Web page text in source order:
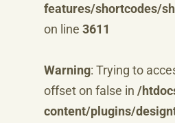
features/shortcodes/
on line 3611
Warning: Trying to
offset on false in /
content/plugins/